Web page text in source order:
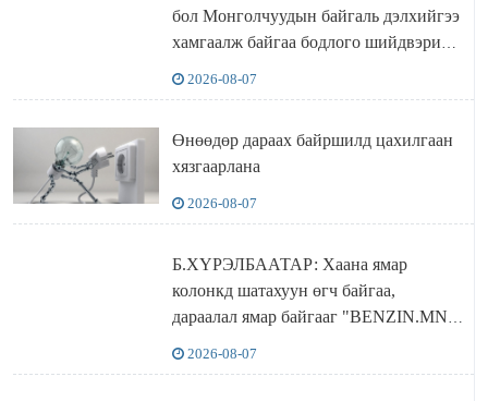
бол Монголчуудын байгаль дэлхийгээ
хамгаалж байгаа бодлого шийдвэрийг
2026-08-07
Өнөөдөр дараах байршилд цахилгаан
хязгаарлана
2026-08-07
Б.ХҮРЭЛБААТАР: Хаана ямар
колонкд шатахуун өгч байгаа,
дараалал ямар байгааг "BENZIN.MN”
2026-08-07